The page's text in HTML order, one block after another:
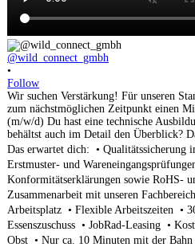
@wild_connect_gmbh
•
Follow
Wir suchen Verstärkung! Für unseren
zum nächstmöglichen Zeitpunkt einen
(m/w/d) Du hast eine technische
behältst auch im Detail den Überblick?
Das erwartet dich: • Qualitätssicherung
Erstmuster- und
Konformitätserklärungen sowie RoHS-
Zusammenarbeit mit unseren
Arbeitsplatz • Flexible Arbeitszeiten •
Essenszuschuss • JobRad-Leasing •
Obst • Nur ca. 10 Minuten mit der